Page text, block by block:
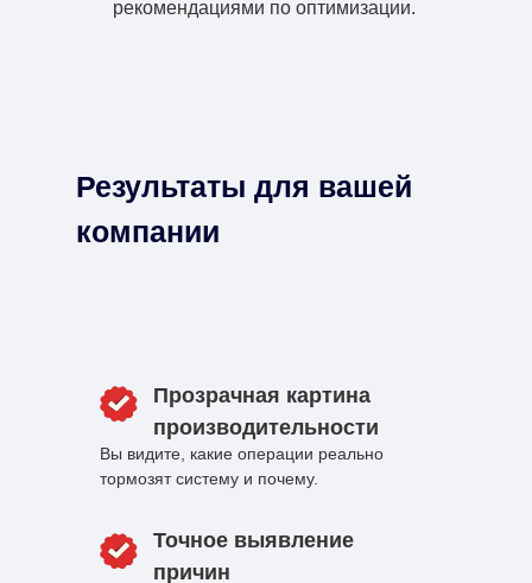
рекомендациями по оптимизации.
Результаты для вашей
компании
Прозрачная картина
производительности
Вы видите, какие операции реально
тормозят систему и почему.
Точное выявление
причин